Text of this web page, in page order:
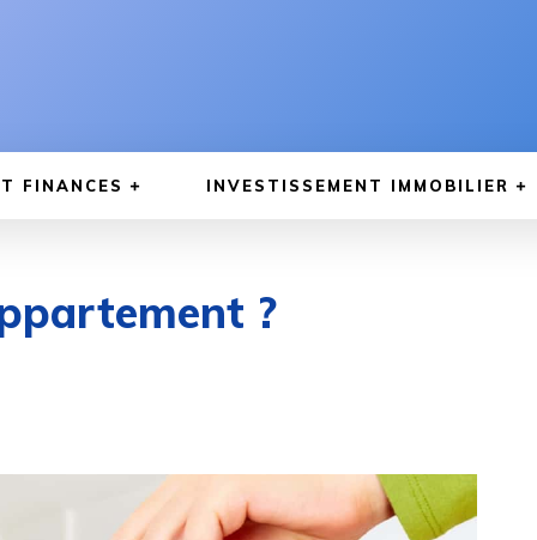
FINANCES INVESTISSEMENT IMMOBILIER
?